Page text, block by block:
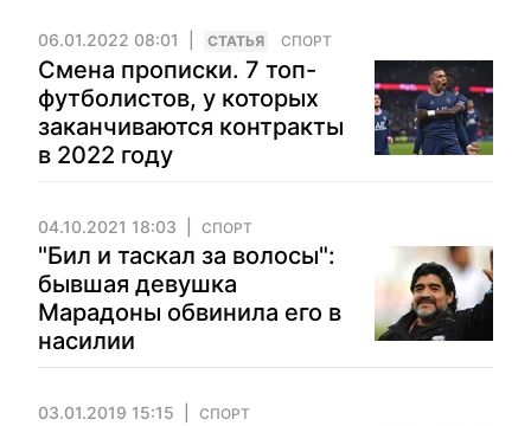
06.01.2022 08:01 CТАТЬЯ СПОРТ
Смена прописки. 7 топ-
футболистов, у которых
заканчиваются контракты
в 2022 году
04.10.2021 18:03 СПОРТ
"Бил и таскал за волосы":
бывшая девушка
Марадоны обвинила его в
насилии
03.01.2019 15:15 СПОРТ